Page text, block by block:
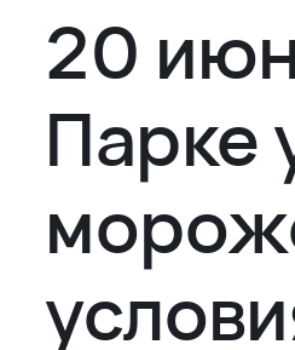
20
Парке